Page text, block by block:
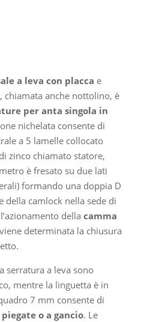
a leva con placca e
chiamata anche nottolino, è
per anta singola in
nichelata consente di
a 5 lamelle collocato
zinco chiamato statore,
è fresato su due lati
formando una doppia D
della camlock nella sede di
della camma
determinata la chiusura
serratura a leva sono
mentre la linguetta è in
7 mm consente di
o a gancio. Le